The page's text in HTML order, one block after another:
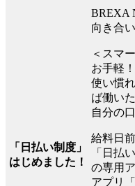
「日払い制度」
はじめました！
BREXA
向き合
＜スマ
お手軽！
使い慣
ば働い
自分の
給料日
「日払
の専用
アプリ